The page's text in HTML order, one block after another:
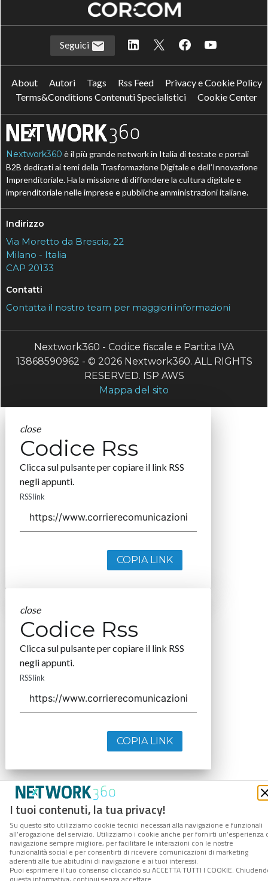
I tuoi contenuti, la tua privacy!
Su questo sito utilizziamo cookie tecnici necessari alla navigazione e funzionali
all’erogazione del servizio. Utilizziamo i cookie anche per fornirti un’esperienza
navigazione sempre migliore, per facilitare le interazioni con le nostre
funzionalità social e per consentirti di ricevere comunicazioni di marketing
aderenti alle tue abitudini di navigazione e ai tuoi interessi.
Puoi esprimere il tuo consenso cliccando su ACCETTA TUTTI I COOKIE.
Seguici
About Autori Tags Rss Feed
Privacy e Cookie Policy
Terms&Conditions Contenuti Specialistici
Cookie Center
Nextwork360 è il più grande network in Italia di testate e portali
B2B dedicati ai temi della Trasformazione Digitale e dell’Innovazione
Imprenditoriale. Ha la missione di diffondere la cultura digitale e
imprenditoriale nelle imprese e pubbliche amministrazioni italiane.
Indirizzo
Via Moretto da Brescia, 22
Milano - Italia
CAP 20133
Contatti
Contatta il nostro team per maggiori informazioni
Nextwork360 - Codice fiscale e Partita IVA
13868590962 - © 2026 Nextwork360. ALL RIGHTS
RESERVED. ISP AWS
Mappa del sito
close
Codice Rss
Clicca sul pulsante per copiare il link RSS
negli appunti.
RSS link
COPIA LINK
close
Codice Rss
Clicca sul pulsante per copiare il link RSS
negli appunti.
RSS link
COPIA LINK